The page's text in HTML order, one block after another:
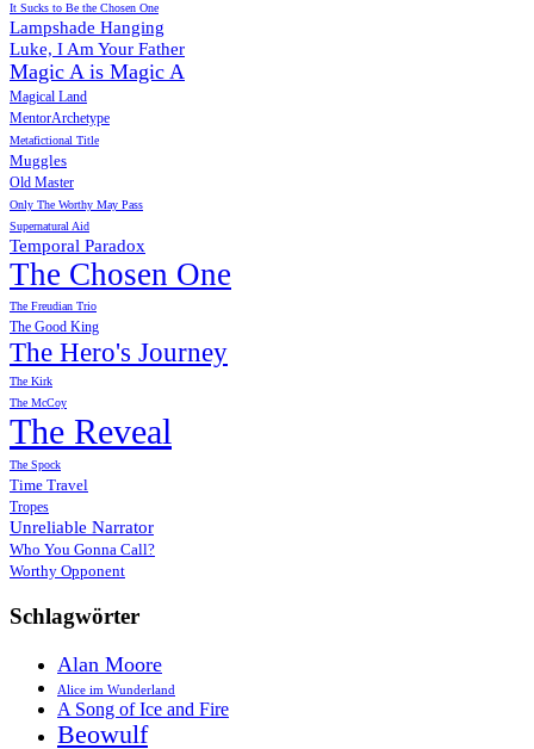
It Sucks to Be the Chosen One
Lampshade Hanging
Luke, I Am Your Father
Magic A is Magic A
Magical Land
MentorArchetype
Metafictional Title
Muggles
Old Master
Only The Worthy May Pass
Supernatural Aid
Temporal Paradox
The Chosen One
The Freudian Trio
The Good King
The Hero's Journey
The Kirk
The McCoy
The Reveal
The Spock
Time Travel
Tropes
Unreliable Narrator
Who You Gonna Call?
Worthy Opponent
Schlagwörter
Alan Moore
Alice im Wunderland
A Song of Ice and Fire
Beowulf